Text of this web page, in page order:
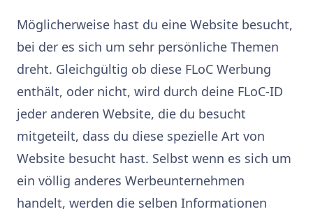
Möglicherweise hast du eine Website besucht,
bei der es sich um sehr persönliche Themen
dreht. Gleichgültig ob diese FLoC Werbung
enthält, oder nicht, wird durch deine FLoC-ID
jeder anderen Website, die du besucht
mitgeteilt, dass du diese spezielle Art von
Website besucht hast. Selbst wenn es sich um
ein völlig anderes Werbeunternehmen
handelt, werden die selben Informationen